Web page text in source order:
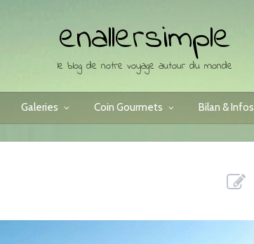
enallersimple
le blog de notre voyage autour du monde
Galeries Coin Gourmets Bilan & Infos